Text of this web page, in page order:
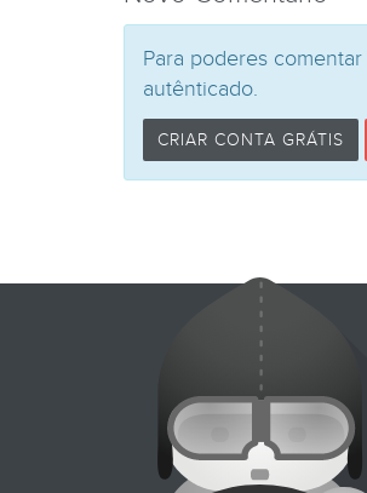
Para poderes
autênticado.
CRIAR CONTA GRÁTIS